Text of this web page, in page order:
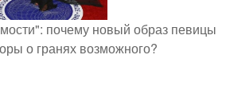
почему новый образ певицы
о гранях возможного?